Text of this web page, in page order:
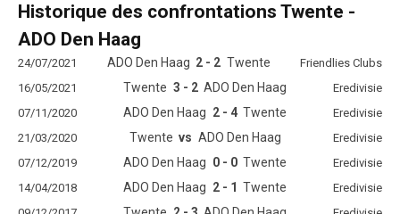
Historique des confrontations Twente -
ADO Den Haag
24/07/2021 ADO Den Haag 2 - 2 Twente
Friendlies Clubs
16/05/2021
Twente 3 - 2 ADO Den Haag
Eredivisie
07/11/2020
ADO Den Haag 2 - 4 Twente
Eredivisie
21/03/2020
Twente vs ADO Den Haag
Eredivisie
07/12/2019
ADO Den Haag 0 - 0 Twente
Eredivisie
14/04/2018
ADO Den Haag 2 - 1 Twente
Eredivisie